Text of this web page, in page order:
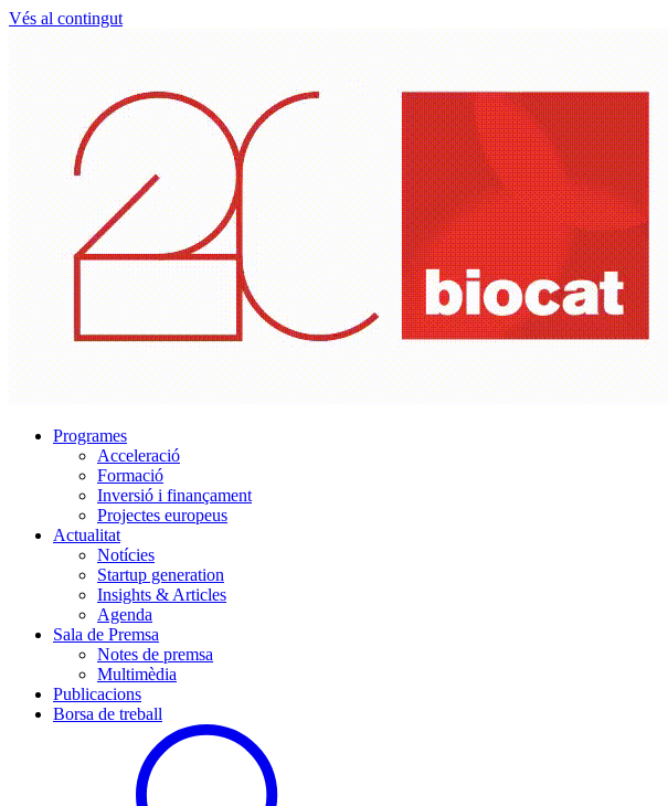
Vés al contingut
Programes
Acceleració
Formació
Inversió i finançament
Projectes europeus
Actualitat
Notícies
Startup generation
Insights & Articles
Agenda
Sala de Premsa
Notes de premsa
Multimèdia
Publicacions
Borsa de treball